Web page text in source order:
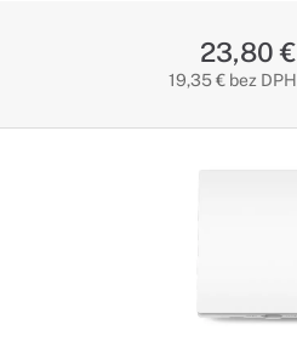
23,80 €
19,35 € bez DPH